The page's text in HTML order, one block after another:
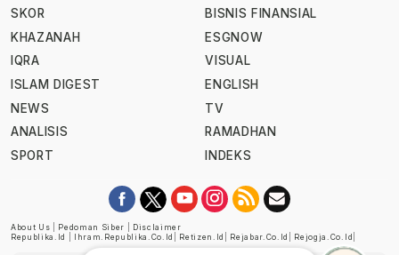
SKOR
KHAZANAH
IQRA
ISLAM DIGEST
NEWS
ANALISIS
SPORT
BISNIS FINANSIAL
ESGNOW
VISUAL
ENGLISH
TV
RAMADHAN
INDEKS
About Us Pedoman Siber
Disclaimer
Republika.id
Ihram.republika.co.id Retizen.id Rejabar.co.id Rejogja.co.id